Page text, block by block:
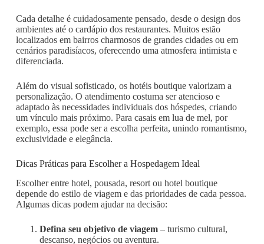
Cada detalhe é cuidadosamente pensado, desde o design dos
ambientes até o cardápio dos restaurantes. Muitos estão
localizados em bairros charmosos de grandes cidades ou em
cenários paradisíacos, oferecendo uma atmosfera intimista e
diferenciada.
Além do visual sofisticado, os hotéis boutique valorizam a
personalização. O atendimento costuma ser atencioso e
adaptado às necessidades individuais dos hóspedes, criando
um vínculo mais próximo. Para casais em lua de mel, por
exemplo, essa pode ser a escolha perfeita, unindo romantismo,
exclusividade e elegância.
Dicas Práticas para Escolher a Hospedagem Ideal
Escolher entre hotel, pousada, resort ou hotel boutique
depende do estilo de viagem e das prioridades de cada pessoa.
Algumas dicas podem ajudar na decisão:
Defina seu objetivo de viagem– turismo cultural,
descanso, negócios ou aventura.